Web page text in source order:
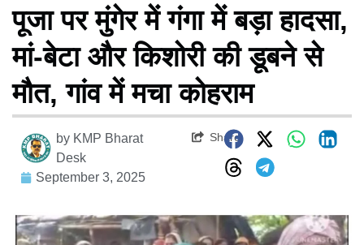
पूजा पर मुंगेर में गंगा में बड़ा हादसा,
मां-बेटा और किशोरी की डूबने से
मौत, गांव में मचा कोहराम
by KMP Bharat
Desk
September 3, 2025
Share